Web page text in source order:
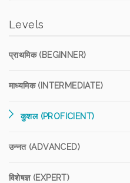
Levels
प्राथमिक (BEGINNER)
माध्यमिक (INTERMEDIATE)
कुशल (PROFICIENT)
उन्नत (ADVANCED)
विशेषज्ञ (EXPERT)